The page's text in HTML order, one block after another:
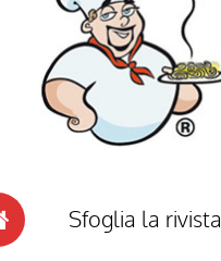
Sfoglia la rivista